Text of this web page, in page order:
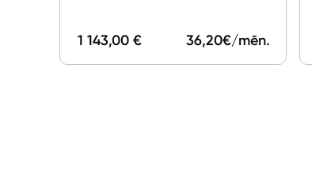
1 143,00 € 36,20€/mēn.